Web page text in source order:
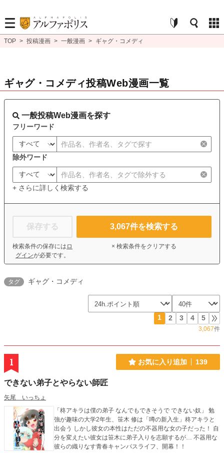
TOP > 投稿漫画 > 一般漫画 > ギャグ・コメディ
ギャグ・コメディ投稿Web漫画一覧
一般投稿Web漫画を探す
フリーワード
除外ワード
+ さらに詳しく検索する
保存する
検索条件の保存には ロ
グインが必要です。
3,067件を検索する
× 検索条件をクリアする
タグ ギャグ・コメディ
1 2 3 4 5
3,067件
1 お気に入り追加 139
できない弟子とやらない師匠
矢尾 いっちょ
「柊アキラは僕の弟子 なんでもできそうで できない奴」 勉
強が趣味の大学2年生、笹木 修は「噂の新入生」柊アキラと
出会う しかし彼女の本性はただの不器用な女の子だった！ 自
分を変えたい彼女は笹木に弟子入りを志願するが… 不器用な
彼らの織りなす青春キャンパスライフ、開幕！！